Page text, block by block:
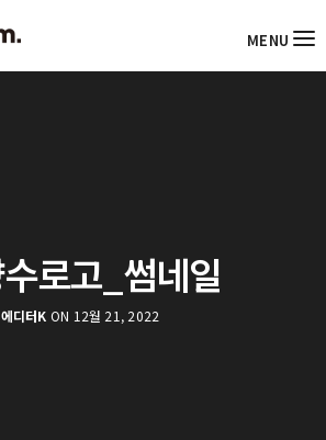
MENU
로고_썸네일
에디터K ON 12월 21, 2022